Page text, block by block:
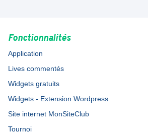
Fonctionnalités
Application
Lives commentés
Widgets gratuits
Widgets - Extension Wordpress
Site internet MonSiteClub
Tournoi